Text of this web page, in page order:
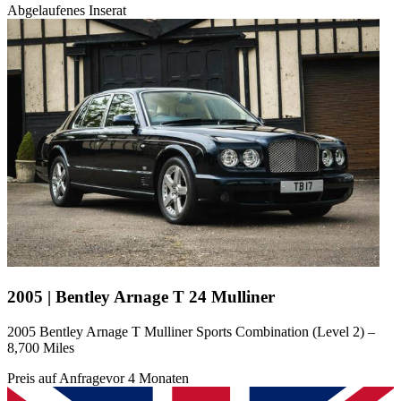
Abgelaufenes Inserat
2005 | Bentley Arnage T 24 Mulliner
2005 Bentley Arnage T Mulliner Sports Combination (Level 2) –
8,700 Miles
Preis auf Anfragevor 4 Monaten